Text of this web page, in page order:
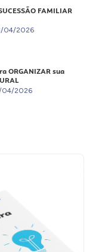
FAMILIAR
04/2026
ORGANIZAR sua
04/2026